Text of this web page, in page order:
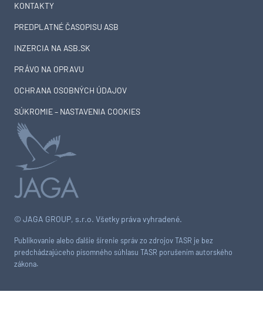
© JAGA GROUP, s.r.o. Všetky práva vyhradené.
Publikovanie alebo ďalšie šírenie správ zo zdrojov TASR je bez
predchádzajúceho písomného súhlasu TASR porušením autorského
zákona.
KONTAKTY
PREDPLATNÉ ČASOPISU ASB
INZERCIA NA ASB.SK
PRÁVO NA OPRAVU
OCHRANA OSOBNÝCH ÚDAJOV
SÚKROMIE – NASTAVENIA COOKIES